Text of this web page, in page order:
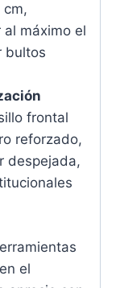
máximo el
bultos
frontal
reforzado,
despejada,
el